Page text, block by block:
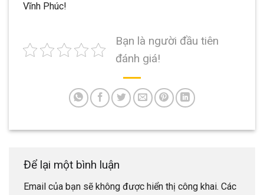
Vĩnh Phúc!
Bạn là người đầu tiên
đánh giá!
Để lại một bình luận
Email của bạn sẽ không được hiển thị công khai. Các